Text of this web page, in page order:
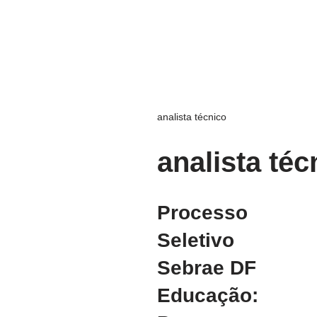
analista técnico
analista
Processo
Seletivo
Sebrae DF
Educação: